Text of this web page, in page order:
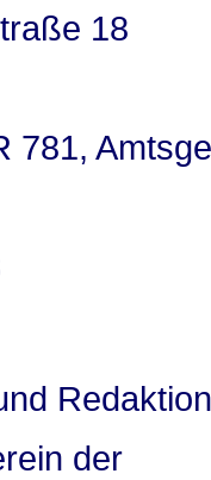
18
781,
Redaktion
der